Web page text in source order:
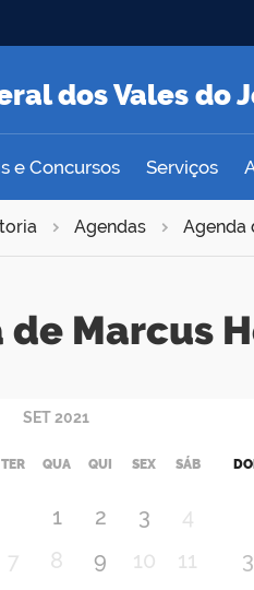
dos Vales do
e Concursos Serviços
Agendas Agenda
de Marcus
SET 2021
TER QUA QUI SEX SÁB
1 2 3
4
7 8 9 10
11
3